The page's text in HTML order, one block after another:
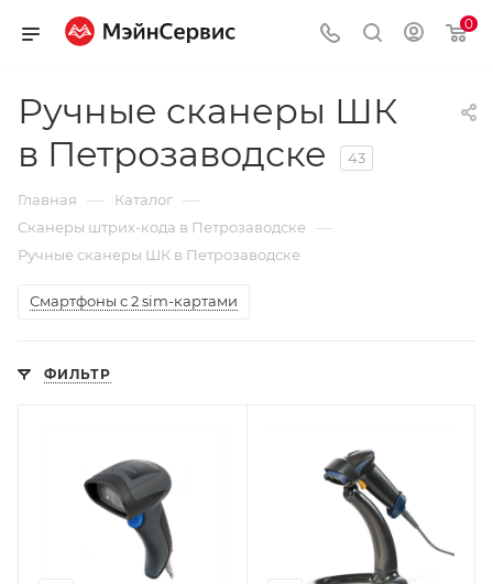
0
Ручные сканеры ШК
в Петрозаводске
43
Главная — Каталог —
Сканеры штрих-кода в Петрозаводске —
Ручные сканеры ШК в Петрозаводске
Смартфоны с 2 sim-картами
ФИЛЬТР